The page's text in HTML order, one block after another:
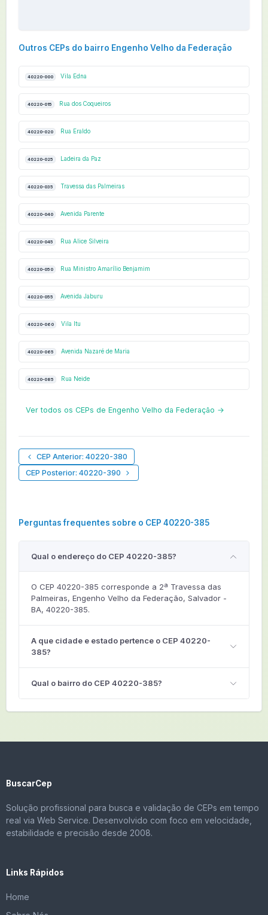
Outros CEPs do bairro Engenho Velho da Federação
40220-000 Vila Edna
40220-015 Rua dos Coqueiros
40220-020 Rua Eraldo
40220-025 Ladeira da Paz
40220-035 Travessa das Palmeiras
40220-040 Avenida Parente
40220-045 Rua Alice Silveira
40220-050 Rua Ministro Amarílio Benjamim
40220-055 Avenida Jaburu
40220-060 Vila Itu
40220-065 Avenida Nazaré de Maria
40220-085 Rua Neide
Ver todos os CEPs de Engenho Velho da Federação →
CEP Anterior: 40220-380
CEP Posterior: 40220-390
Perguntas frequentes sobre o CEP 40220-385
Qual o endereço do CEP 40220-385?
O CEP 40220-385 corresponde a 2ª Travessa das
Palmeiras, Engenho Velho da Federação, Salvador -
BA, 40220-385.
A que cidade e estado pertence o CEP 40220-
385?
Qual o bairro do CEP 40220-385?
BuscarCep
Solução profissional para busca e validação de CEPs em tempo
real via Web Service. Desenvolvido com foco em velocidade,
estabilidade e precisão desde 2008.
Links Rápidos
Home